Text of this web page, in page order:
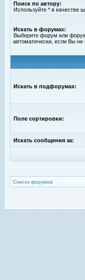
Поиск по автору:
Используйте * в качестве
Искать в форумах:
Выберите форум или
автоматически, если Вы
Искать в подфорумах:
Поле сортировки:
Искать сообщения за:
Список форумов